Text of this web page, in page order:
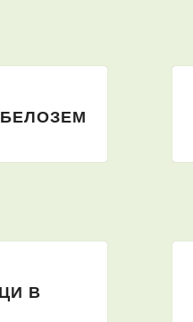
В